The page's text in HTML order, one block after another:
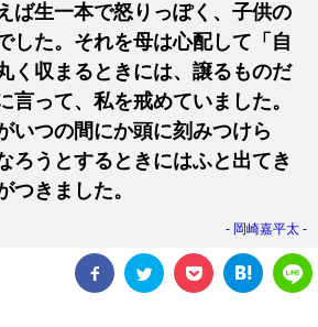
ば生一本で怒りっぽく、子供の
した。それを母は心配して「自
く収まるときには、譲るものだ
言って、私を戒めていました。
いつの間にか頭に刻みつけら
ろうとするときにはふと出てき
つきました。
岡崎嘉平太